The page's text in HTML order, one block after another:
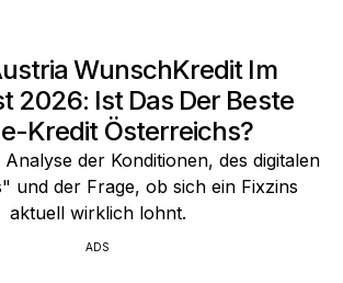
WunschKredit Im
2026: Ist Das Der Beste
Kredit Österreichs?
Analyse der Konditionen, des digitalen
und der Frage, ob sich ein Fixzins
aktuell wirklich lohnt.
ADS